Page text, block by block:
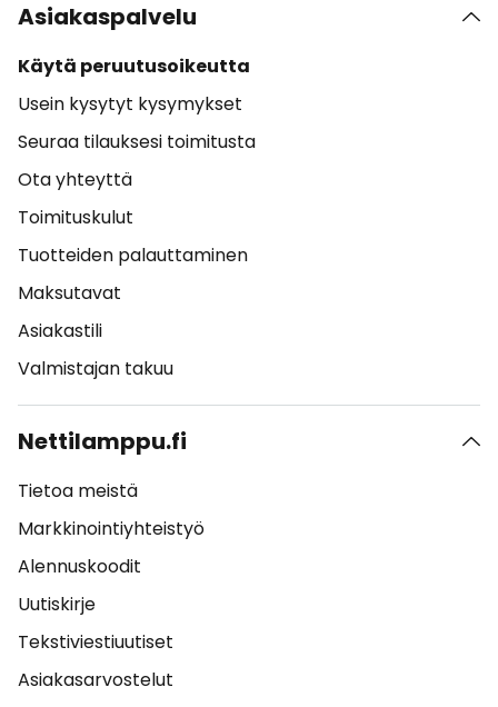
Asiakaspalvelu
Käytä peruutusoikeutta
Usein kysytyt kysymykset
Seuraa tilauksesi toimitusta
Ota yhteyttä
Toimituskulut
Tuotteiden palauttaminen
Maksutavat
Asiakastili
Valmistajan takuu
Nettilamppu.fi
Tietoa meistä
Markkinointiyhteistyö
Alennuskoodit
Uutiskirje
Tekstiviestiuutiset
Asiakasarvostelut